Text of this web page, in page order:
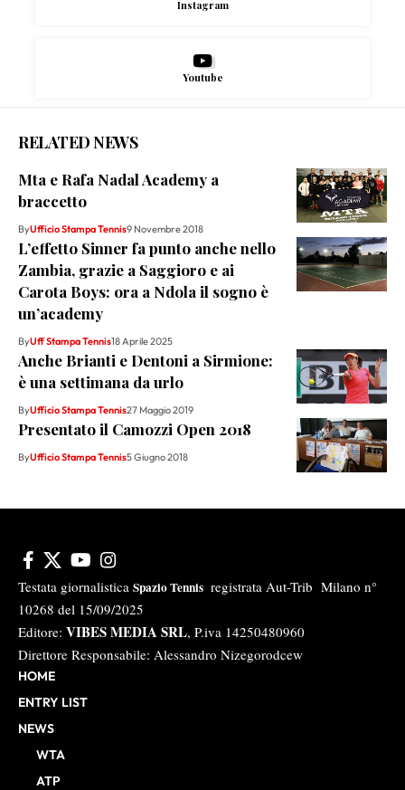
Instagram
Youtube
RELATED NEWS
Mta e Rafa Nadal Academy a
braccetto
ByUfficio Stampa Tennis9 Novembre 2018
L’effetto Sinner fa punto anche nello
Zambia, grazie a Saggioro e ai
Carota Boys: ora a Ndola il sogno è
un’academy
ByUff Stampa Tennis18 Aprile 2025
Anche Brianti e Dentoni a Sirmione:
è una settimana da urlo
ByUfficio Stampa Tennis27 Maggio 2019
Presentato il Camozzi Open 2018
ByUfficio Stampa Tennis5 Giugno 2018
Testata giornalistica Spazio Tennis registrata Aut-Trib Milano n°
10268 del 15/09/2025
Editore: VIBES MEDIA SRL, P.iva 14250480960
Direttore Responsabile: Alessandro Nizegorodcew
HOME
ENTRY LIST
NEWS
WTA
ATP